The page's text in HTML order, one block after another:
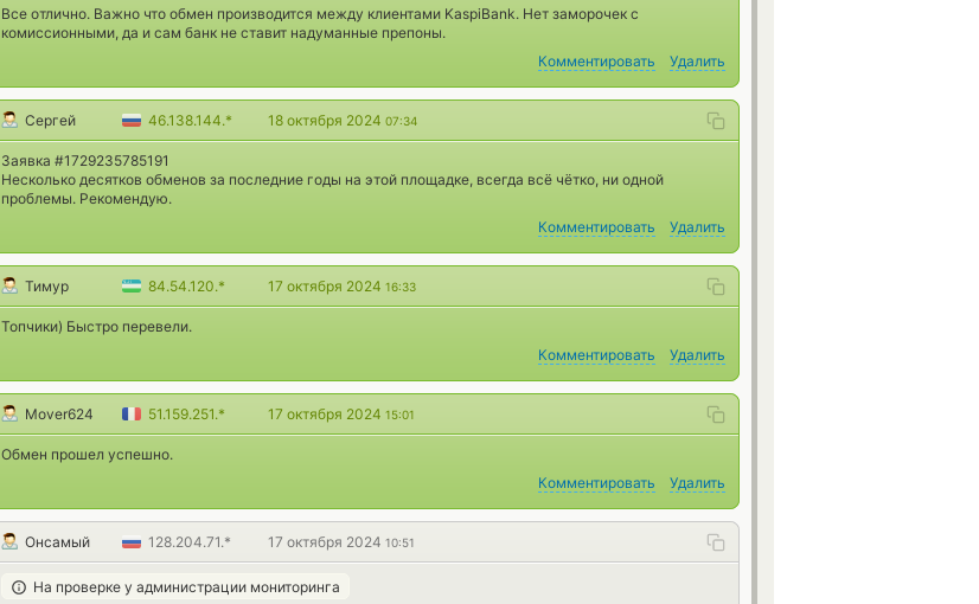
Все отлично. Важно что обмен производится между клиентами KaspiBank. Нет заморочек с
комиссионными, да и сам банк не ставит надуманные препоны.
Комментировать
Удалить
Сергей 46.138.144.* 18 октября 2024 07:34
Заявка #1729235785191
Несколько десятков обменов за последние годы на этой площадке, всегда всё чётко, ни одной
проблемы. Рекомендую.
Комментировать
Удалить
Тимур 84.54.120.* 17 октября 2024 16:33
Топчики) Быстро перевели.
Комментировать
Удалить
Mover624 51.159.251.* 17 октября 2024 15:01
Обмен прошел успешно.
Комментировать
Удалить
Онсамый 128.204.71.* 17 октября 2024 10:51
На проверке у администрации мониторинга